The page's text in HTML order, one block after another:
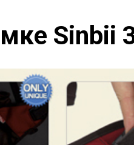
Sinbii